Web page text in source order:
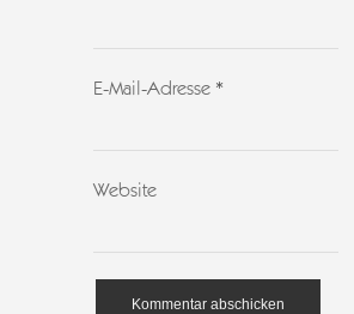
E-Mail-Adresse *
Website